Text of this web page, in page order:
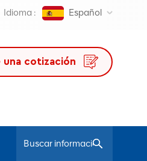
Idioma : Español
una cotización